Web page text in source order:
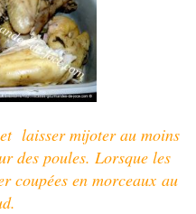
laisser mijoter au moins
des poules. Lorsque les
coupées en morceaux au